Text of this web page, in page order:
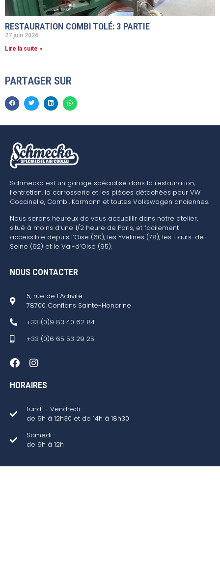
RESTAURATION COMBI TOLÉ: 3 PARTIE
27 juin 2026
Lire la suite »
PARTAGER SUR
Schmecko est un garage spécialisé dans la restauration,
l’entretien, la carrosserie et les pièces détachées pour VW
Coccinelle, Combi, Karmann et toutes Volkswagen anciennes.
Nous serons heureux de vous accueillir dans notre atelier,
situé à moins d’une 1/2 heure de Paris, et facilement
accessible depuis l’Oise (60), les Yvelines (78), les Hauts-de-
Seine (92) et le Val-d’Oise (95).
NOUS CONTACTER
5, rue de l'Activité
78700 Conflans Sainte-Honorine
+33 (0)9 83 40 62 84
+33 (0)6 65 53 29 25
HORAIRES
Lundi - Vendredi :
de 9h à 12h30 et de 14h à 18h30
Samedi :
de 9h à 12h